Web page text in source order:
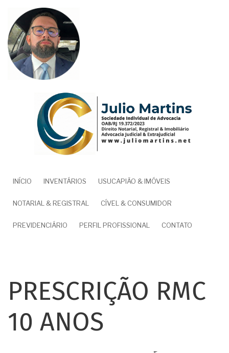
para
conteúdo
principal
NAVEGAÇÃO
PRINCIPAL
INÍCIO INVENTÁRIOS USUCAPIÃO & IMÓVEIS
NOTARIAL & REGISTRAL CÍVEL & CONSUMIDOR
PREVIDENCIÁRIO PERFIL PROFISSIONAL CONTATO
PRESCRIÇÃO RMC
10 ANOS